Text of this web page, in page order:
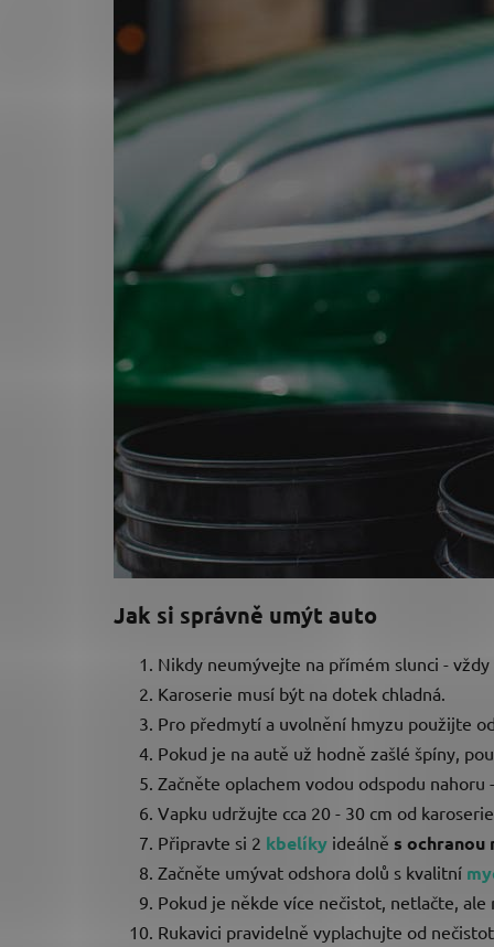
Jak si správně umýt auto
Nikdy neumývejte na přímém slunci - vždy
Karoserie musí být na dotek chladná.
Pro předmytí a uvolnění hmyzu použijte
Pokud je na autě už hodně zašlé špíny,
Začněte oplachem vodou odspodu
Vapku udržujte cca 20 - 30 cm od karoserie.
Připravte si 2 kbelíky ideálně s
Začněte umývat odshora dolů s kvalitní
Pokud je někde více nečistot, netlačte, ale
Rukavici pravidelně vyplachujte od